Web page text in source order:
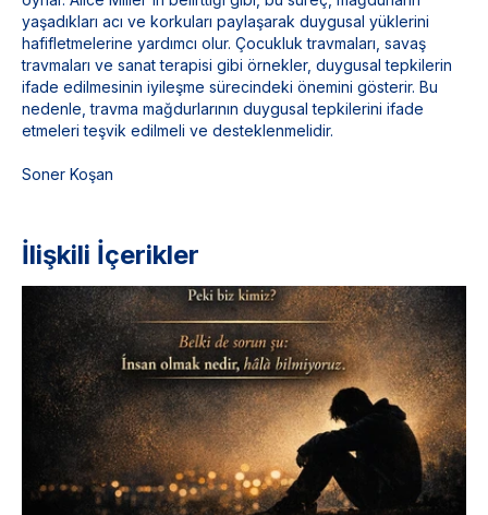
yaşadıkları acı ve korkuları paylaşarak duygusal yüklerini
hafifletmelerine yardımcı olur. Çocukluk travmaları, savaş
travmaları ve sanat terapisi gibi örnekler, duygusal tepkilerin
ifade edilmesinin iyileşme sürecindeki önemini gösterir. Bu
nedenle, travma mağdurlarının duygusal tepkilerini ifade
etmeleri teşvik edilmeli ve desteklenmelidir.
Soner Koşan
İlişkili İçerikler